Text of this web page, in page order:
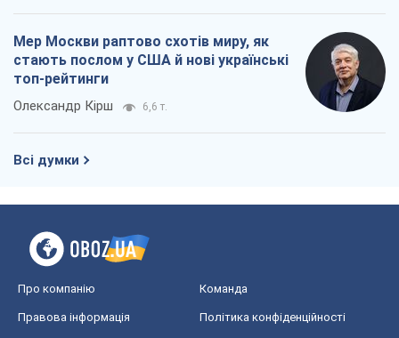
Мер Москви раптово схотів миру, як
стають послом у США й нові українські
топ-рейтинги
Олександр Кірш 6,6 т.
Всі думки
Про компанію Команда
Правова інформація Політика конфіденційності